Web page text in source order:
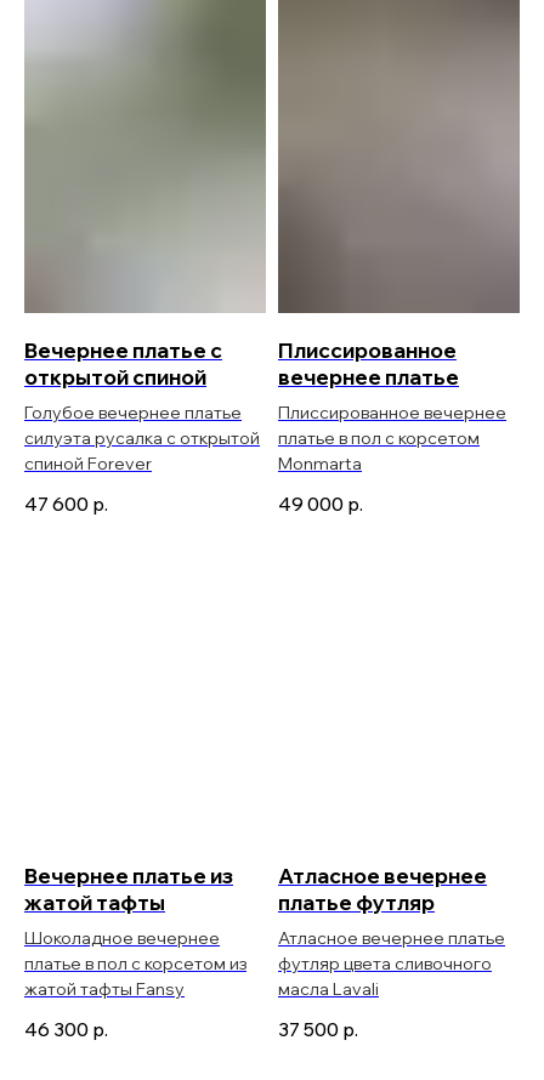
Вечернее платье с
открытой спиной
Голубое вечернее платье
силуэта русалка с открытой
спиной Forever
47 600 р.
Плиссированное
вечернее платье
Плиссированное вечернее
платье в пол с корсетом
Monmarta
49 000 р.
Вечернее платье из
жатой тафты
Шоколадное вечернее
платье в пол с корсетом из
жатой тафты Fansy
46 300 р.
Атласное вечернее
платье футляр
Атласное вечернее платье
футляр цвета сливочного
масла Lavali
37 500 р.